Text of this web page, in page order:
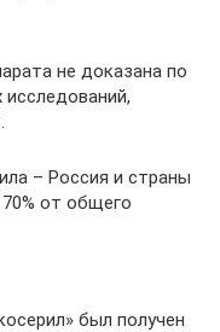
не доказана по
– Россия и страны
от общего
был получен